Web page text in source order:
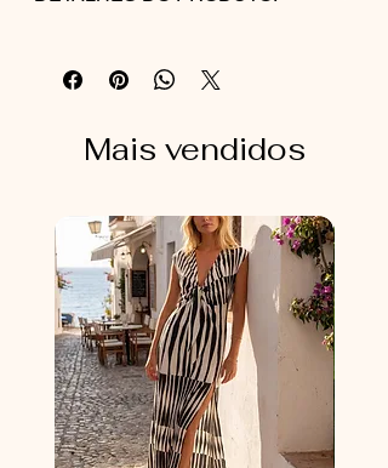
13% LINHO
2% ALGODÃO
1% POLIESTER
CUIDADOS COM A PEÇA:
Lavagem delicada à mão ou em ciclo
suave na máquina dentro de saquinho
protetor. Secar à sombra. Passar a ferro
em temperatura média.
Mais vendidos